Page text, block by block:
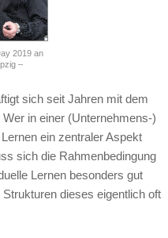
2019 an
–
sich seit Jahren mit dem
in einer (Unternehmens-)
ein zentraler Aspekt
sich die Rahmenbedingung
Lernen besonders gut
dieses eigentlich oft